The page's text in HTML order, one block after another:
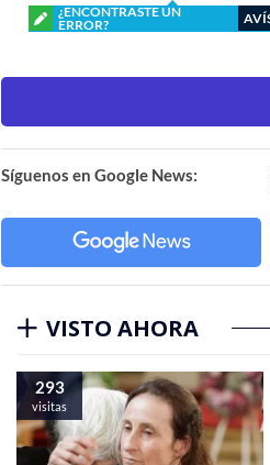
¿ENCONTRASTE UN
ERROR?
Síguenos en Google News:
VISTO AHORA
293
visitas